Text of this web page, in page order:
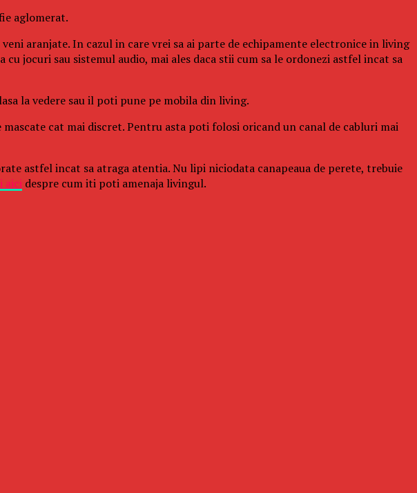
aglomerat.
aranjate. In cazul in care vrei sa ai parte de echipamente electronice in living
jocuri sau sistemul audio, mai ales daca stii cum sa le ordonezi astfel incat sa
la vedere sau il poti pune pe mobila din living.
cat mai discret. Pentru asta poti folosi oricand un canal de cabluri mai
astfel incat sa atraga atentia. Nu lipi niciodata canapeaua de perete, trebuie
aici despre cum iti poti amenaja livingul.